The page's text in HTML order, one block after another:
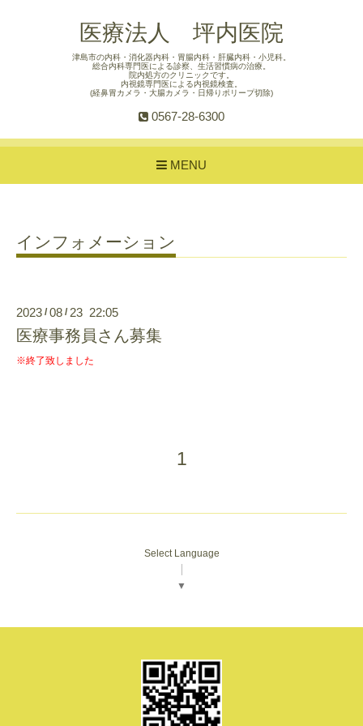
医療法人 坪内医院
津島市の内科・消化器内科・胃腸内科・肝臓内科・小児科。
総合内科専門医による診察、生活習慣病の治療。
院内処方のクリニックです。
内視鏡専門医による内視鏡検査。
(経鼻胃カメラ・大腸カメラ・日帰りポリープ切除)
0567-28-6300
MENU
インフォメーション
2023 /08 / 23 22:05
医療事務員さん募集
※終了致しました
1
Select Language
▼